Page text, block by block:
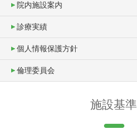
施設基準
院内施設案内
診療実績
個人情報保護方針
倫理委員会